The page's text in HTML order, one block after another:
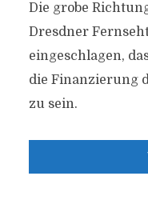
Die grobe
Dresdner
eingeschlagen,
die Finanzierung
zu sein.